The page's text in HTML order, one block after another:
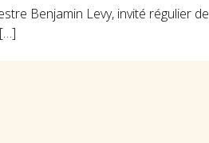
Benjamin Levy, invité régulier de